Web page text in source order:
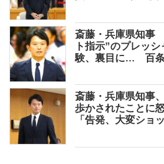
斎藤・兵庫県知事
ト指示”のプレッ
験、裏目に… 百
斎藤・兵庫県知事
歩かされたことに
「告発、大変ショッ